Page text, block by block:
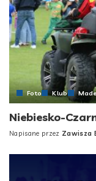
Foto Klub
Niebiesko-
Posted
Napisane przez Zawisza